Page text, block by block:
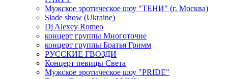
Мужское эротическое шоу "ТЕНИ" (г. Москва)
Slade show (Ukraine)
Dj Alexey Romeo
концерт группы Многоточие
концерт группы Братья Гримм
РУССКИЕ ГВОЗДИ
Концерт певицы Света
Мужское эротическое шоу "PRIDE"